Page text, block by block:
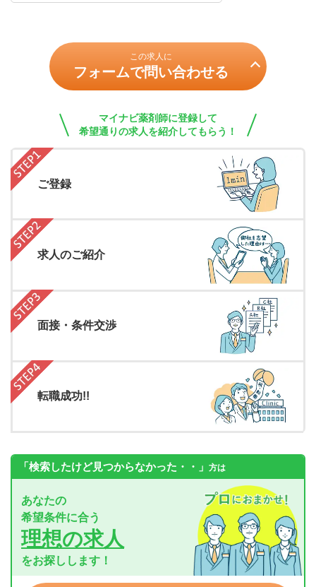
この求人に
フォームで問い合わせる
マイナビ薬剤師に登録して
希望通りの求人を紹介してもらう！
ご登録
求人のご紹介
面接・条件交渉
転職成功!!
「検索したけど見つからなかった・・」 方は
あなたの
希望条件に合う
理想の求人
をお探しします！